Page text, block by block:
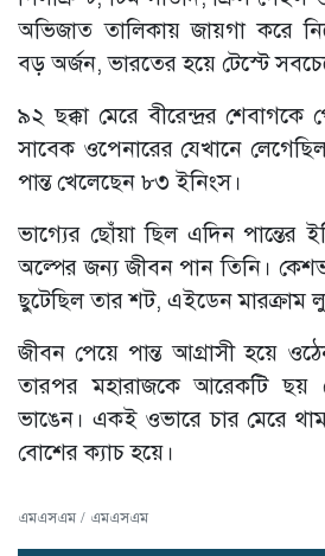
অভিজাত তালিকায় জায়গা করে
বড় অর্জন, ভারতের হয়ে টেস্টে
৯২ ছক্কা মেরে বীরেন্দ্রর শেবাগকে
সাবেক ওপেনারের যেখানে
পান্ত খেলেছেন ৮৩ ইনিংস।
ভাগ্যের ছোঁয়া ছিল এদিন পান্তের
অল্পের জন্য জীবন পান তিনি।
ছুটেছিল তার শট, এইডেন মারক্রাম
জীবন পেয়ে পান্ত আগ্রাসী হয়ে
তারপর মহারাজকে আরেকটি ছয়
ভাঙেন। একই ওভারে চার মেরে
বোশের ক্যাচ হয়ে।
এমএসএম / এমএসএম